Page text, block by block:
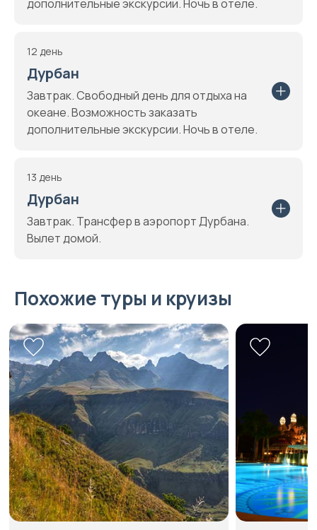
дополнительные экскурсии. Ночь в отеле.
12 день
Дурбан
Завтрак. Свободный день для отдыха на
океане. Возможность заказать
дополнительные экскурсии. Ночь в отеле.
13 день
Дурбан
Завтрак. Трансфер в аэропорт Дурбана.
Вылет домой.
Похожие туры и круизы